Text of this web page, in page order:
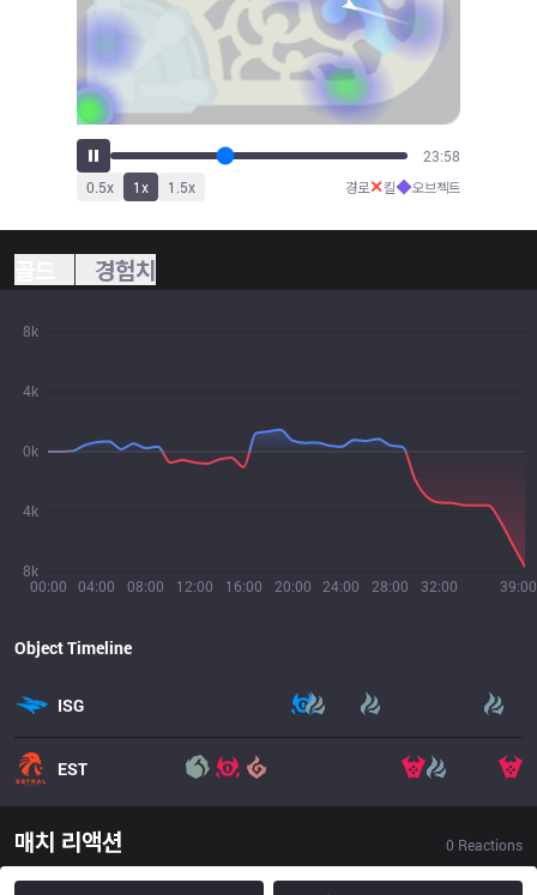
25:20
0.5x 1x 1.5x 경로✕킬◆오브젝트
경험치
00:00 04:00 08:00 12:00 16:00 20:00 24:00 28:00 32:00 39:00
8k
4k
0k
4k
8k
Object Timeline
ISG
EST
매치 리액션 0 Reactions